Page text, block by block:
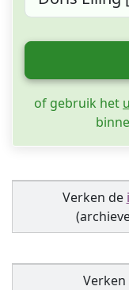
of gebruik het
Verken de